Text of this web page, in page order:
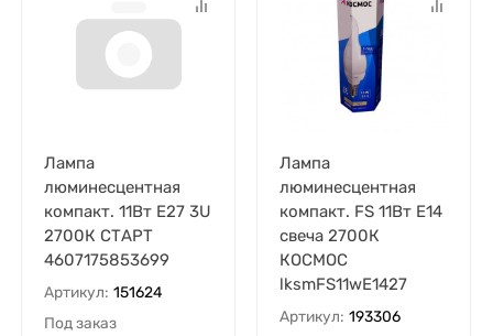
Лампа
люминесцентная
компакт. 11Вт E27 3U
2700К СТАРТ
4607175853699
Артикул: 151624
Под заказ
Лампа
люминесцентная
компакт. FS 11Вт E14
свеча 2700К
КОСМОС
lksmFS11wE1427
Артикул: 193306